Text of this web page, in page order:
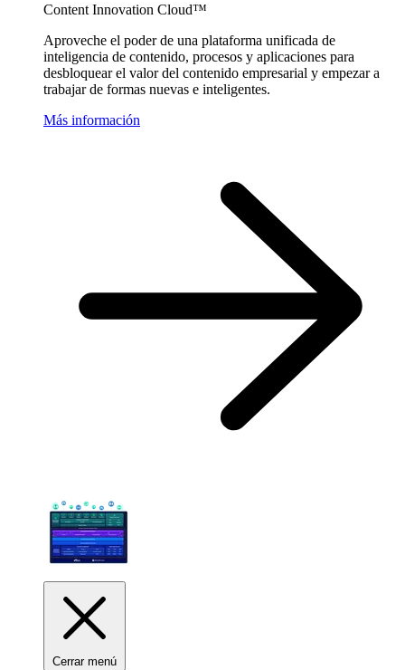
Content Innovation Cloud™
Aproveche el poder de una plataforma unificada de
inteligencia de contenido, procesos y aplicaciones para
desbloquear el valor del contenido empresarial y empezar a
trabajar de formas nuevas e inteligentes.
Más información
Cerrar menú